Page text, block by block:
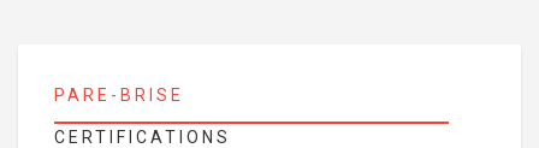
PARE-BRISE
CERTIFICATIONS